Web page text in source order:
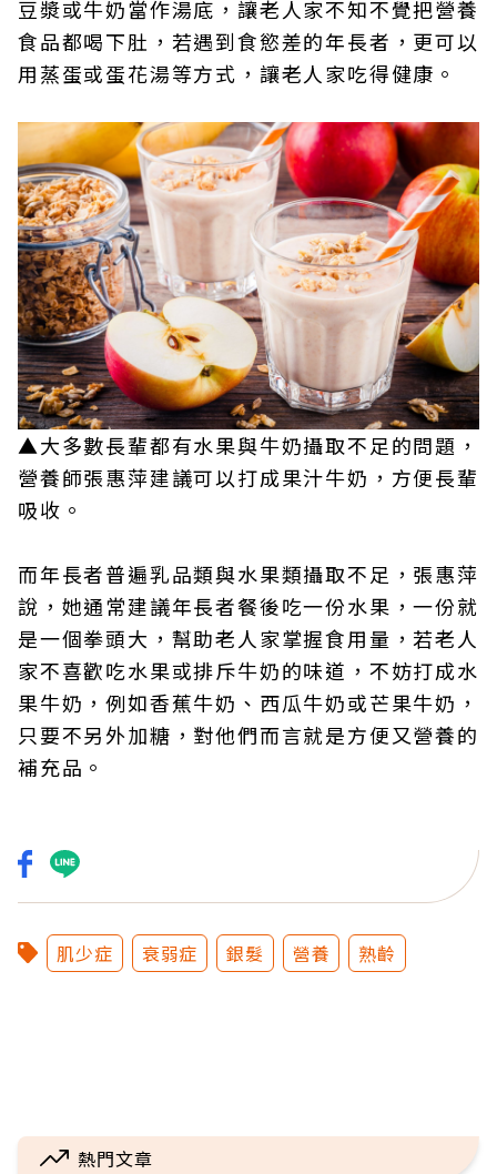
豆漿或牛奶當作湯底，讓老人家不知不覺把營養
食品都喝下肚，若遇到食慾差的年長者，更可以
用蒸蛋或蛋花湯等方式，讓老人家吃得健康。
▲大多數長輩都有水果與牛奶攝取不足的問題，
營養師張惠萍建議可以打成果汁牛奶，方便長輩
吸收。
而年長者普遍乳品類與水果類攝取不足，張惠萍
說，她通常建議年長者餐後吃一份水果，一份就
是一個拳頭大，幫助老人家掌握食用量，若老人
家不喜歡吃水果或排斥牛奶的味道，不妨打成水
果牛奶，例如香蕉牛奶、西瓜牛奶或芒果牛奶，
只要不另外加糖，對他們而言就是方便又營養的
補充品。
肌少症 衰弱症 銀髮 營養 熟齡
熱門文章